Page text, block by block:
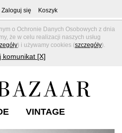
o Ochronie Danych Osobowych z dnia
że w celu realizacji naszych usług
) i używamy cookies (szczegóły).
komunikat [X]
Zaloguj się Koszyk
VINTAGE